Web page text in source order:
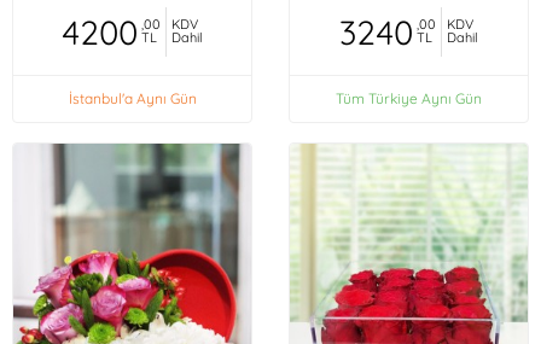
4200 ,00
TL
KDV
Dahil
İstanbul'a Aynı Gün
3240 ,00
TL
KDV
Dahil
Tüm Türkiye Aynı Gün